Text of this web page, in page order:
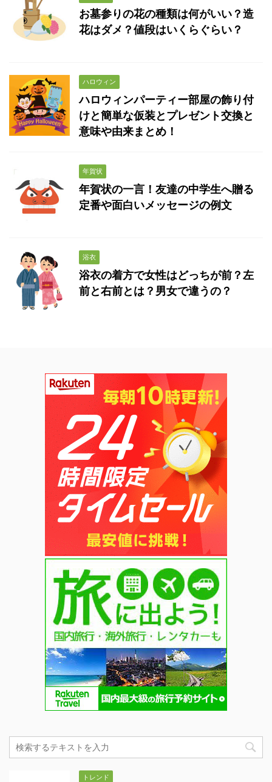
お墓参りの花の種類は何がいい？造
花はダメ？値段はいくらぐらい？
ハロウィン
ハロウィンパーティー部屋の飾り付
けと簡単な仮装とプレゼント交換と
意味や由来まとめ！
年賀状
年賀状の一言！友達の中学生へ贈る
定番や面白いメッセージの例文
浴衣
浴衣の着方で女性はどっちが前？左
前と右前とは？男女で違うの？
トレンド